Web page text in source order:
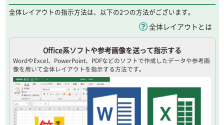
全体レイアウトの指示方法は、以下の2つの方法がございます。
全体レイアウトとは
Office系ソフトや参考画像を送って指示する
WordやExcel、PowerPoint、PDFなどのソフトで作成したデータや参考画
像を用いて全体レイアウトを指示する方法です。